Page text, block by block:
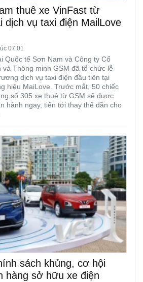
thuê xe VinFast từ
dịch vụ taxi điện MailLove
07:01
Quốc tế Sơn Nam và Công ty Cổ
và Thông minh GSM đã tổ chức lễ
dịch vụ taxi điện đầu tiên tại
hiệu MaiLove. Trước mắt, 50 chiếc
số 305 xe thuê từ GSM sẽ được
hành ngay, tiến tới thay thế dần cho
sách khủng, cơ hội
hàng sở hữu xe điện